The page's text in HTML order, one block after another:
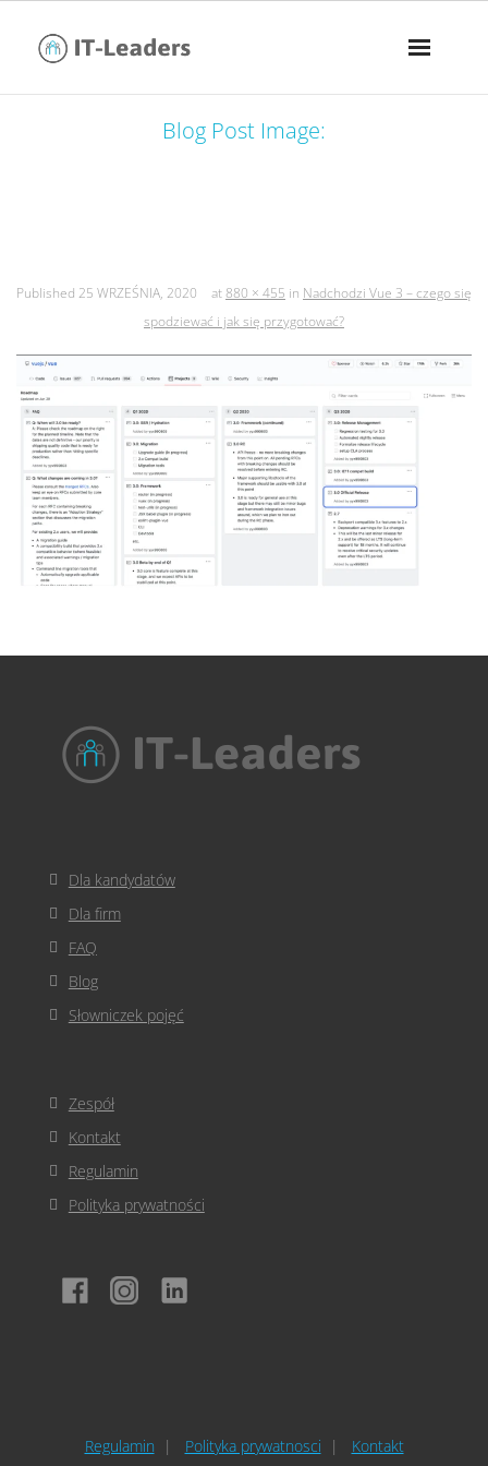
Blog Post Image:
Published 25 WRZEŚNIA, 2020 at880 × 455 in Nadchodzi Vue 3 – czego się
spodziewać i jak się przygotować?
Dla kandydatów
Dla firm
FAQ
Blog
Słowniczek pojęć
Zespół
Kontakt
Regulamin
Polityka prywatności
Regulamin Polityka prywatnosci Kontakt